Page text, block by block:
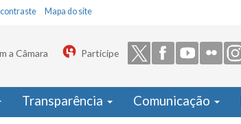
Mapa do site
a Câmara Participe
Transparência Comunicação